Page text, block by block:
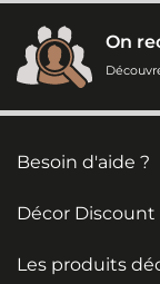
On
Besoin d'aide ?
Décor Discount
Les produits